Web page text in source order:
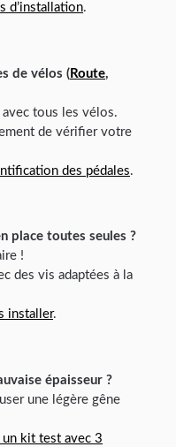
d’installation.
de vélos (Route,
tous les vélos.
de vérifier votre
des pédales.
place toutes seules ?
!
des vis adaptées à la
installer.
épaisseur ?
une légère gêne
kit test avec 3